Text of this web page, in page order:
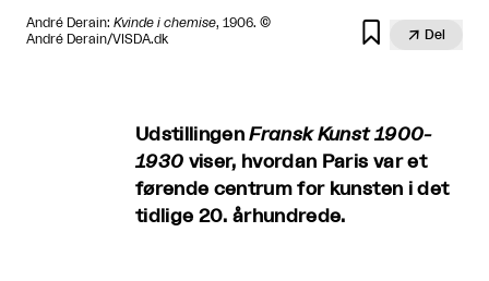
André Derain: Kvinde i chemise, 1906. ©
André Derain/VISDA.dk
  Del
UdstillingenFransk Kunst 1900-
1930 viser, hvordan Paris var et
førende centrum for kunsten i det
tidlige 20. århundrede.